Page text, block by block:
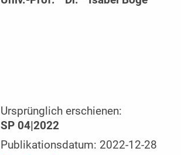
Ursprünglich erschienen:
SP 04|2022
Publikationsdatum: 2022-12-28